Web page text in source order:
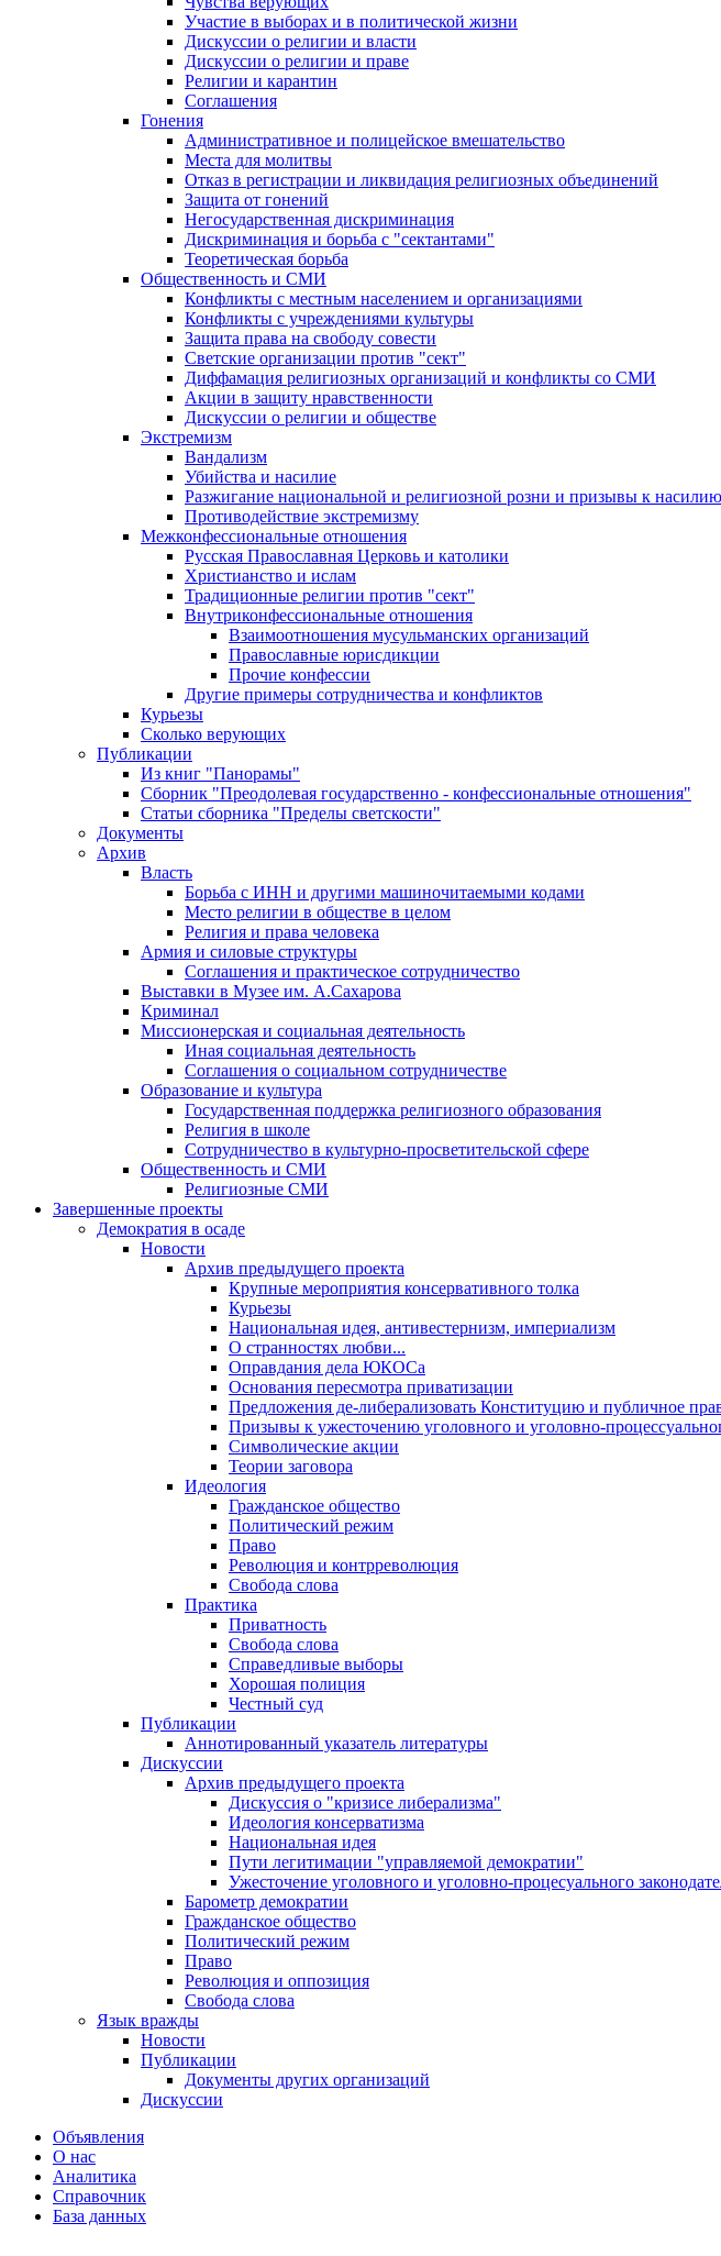
Участие в выборах и в политической жизни
Дискуссии о религии и власти
Дискуссии о религии и праве
Религии и карантин
Соглашения
Гонения
Административное и полицейское вмешательство
Места для молитвы
Отказ в регистрации и ликвидация религиозных объединений
Защита от гонений
Негосударственная дискриминация
Дискриминация и борьба с "сектантами"
Теоретическая борьба
Общественность и СМИ
Конфликты с местным населением и организациями
Конфликты с учреждениями культуры
Защита права на свободу совести
Светские организации против "сект"
Диффамация религиозных организаций и конфликты со СМИ
Акции в защиту нравственности
Дискуссии о религии и обществе
Экстремизм
Вандализм
Убийства и насилие
Разжигание национальной и религиозной розни и призывы к насилию
Противодействие экстремизму
Межконфессиональные отношения
Русская Православная Церковь и католики
Христианство и ислам
Традиционные религии против "сект"
Внутриконфессиональные отношения
Взаимоотношения мусульманских организаций
Православные юрисдикции
Прочие конфессии
Другие примеры сотрудничества и конфликтов
Курьезы
Сколько верующих
Публикации
Из книг "Панорамы"
Сборник "Преодолевая государственно - конфессиональные отношения"
Статьи сборника "Пределы светскости"
Документы
Архив
Власть
Борьба с ИНН и другими машиночитаемыми кодами
Место религии в обществе в целом
Религия и права человека
Армия и силовые структуры
Соглашения и практическое сотрудничество
Выставки в Музее им. А.Сахарова
Криминал
Миссионерская и социальная деятельность
Иная социальная деятельность
Соглашения о социальном сотрудничестве
Образование и культура
Государственная поддержка религиозного образования
Религия в школе
Сотрудничество в культурно-просветительской сфере
Общественность и СМИ
Религиозные СМИ
Завершенные проекты
Демократия в осаде
Новости
Архив предыдущего проекта
Крупные мероприятия консервативного толка
Курьезы
Национальная идея, антивестернизм, империализм
О странностях любви...
Оправдания дела ЮКОСа
Основания пересмотра приватизации
Предложения де-либерализовать Конституцию и публичное
Призывы к ужесточению уголовного и уголовно-
Символические акции
Теории заговора
Идеология
Гражданское общество
Политический режим
Право
Революция и контрреволюция
Свобода слова
Практика
Приватность
Свобода слова
Справедливые выборы
Хорошая полиция
Честный суд
Публикации
Аннотированный указатель литературы
Дискуссии
Архив предыдущего проекта
Дискуссия о "кризисе либерализма"
Идеология консерватизма
Национальная идея
Пути легитимации "управляемой демократии"
Ужесточение уголовного и уголовно-процесуального
Барометр демократии
Гражданское общество
Политический режим
Право
Революция и оппозиция
Свобода слова
Язык вражды
Новости
Публикации
Документы других организаций
Дискуссии
Объявления
О нас
Аналитика
Справочник
База данных